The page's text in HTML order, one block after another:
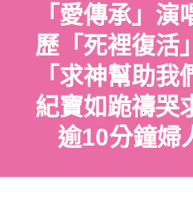
「愛傳承」
歷「死裡復活
「求神幫助
紀寶如跪禱
逾10分鐘婦